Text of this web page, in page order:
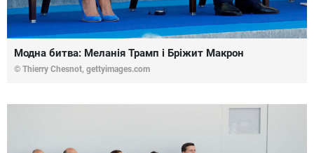
Модна битва: Меланія Трамп і Бріжит Макрон
© Thierry Chesnot, gettyimages.com